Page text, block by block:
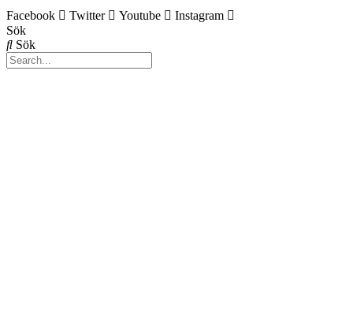
Facebook Twitter Youtube
Instagram
Sök
Sök